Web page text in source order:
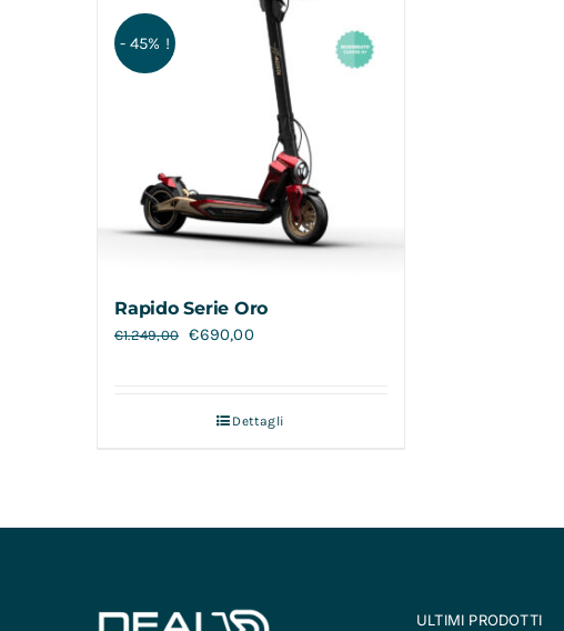
- 45% !
Rapido Serie Oro
€1.249,00 €690,00
Dettagli
ULTIMI PRODOTTI